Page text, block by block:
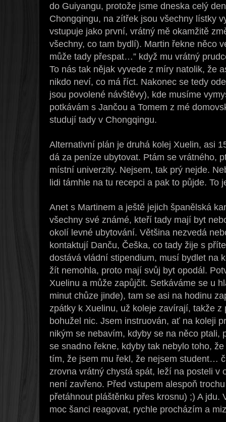
do Guiyangu, protože jsme dneska celý
Chongqingu, na zítřek jsou všechny lístky
vstupuje jako první, vrátný mě okamžitě
všechny, co tam bydlí). Martin řekne něco
může tady přespat…” když mu vrátný
To nás tak nějak vyvede z míry natolik, že
nikdo neví, co má říct. Nakonec se tedy
jsou povolené návštěvy), kde musíme
potkávám s Jančou a Tomem z mé
studují tady v Chongqingu.
Alternativní plán je druhá kolej Xuelin, asi
dá za peníze ubytovat. Ptám se vrátného,
místní univerzity. Nejsem, tak prý nejde.
lidi támhle na tu recepci a pak to půjde. To
Anet s Martinem a ještě jejich španělská
všechny své známé, kteří tady mají byt
okolí levné ubytování. Většina nezvedá
kontaktují Danču, Češka, co tady žije s
dostává vládní stipendium, musí bydlet na
žít nemohla, proto mají svůj byt opodál.
Xuelinu a může zapůjčit. Setkáváme se u
minut chůze jinde), tam se asi na hodinu
zpátky k Xuelinu, už koleje zavírají, takže
bohužel nic. Jsem instruován, ať na koleji
nikým se nebavím, kdyby se na něco ptali,
se snadno řekne, kdyby tak nebylo toho,
tím, že jsem mu řekl, že nejsem student…
zrovna vrátný chystá spát, leží na posteli v
není zavřeno. Před vstupem alespoň
přetáhnout pláštěnku přes krosnu) ;) A jdu.
moc šanci reagovat, rychle procházím a